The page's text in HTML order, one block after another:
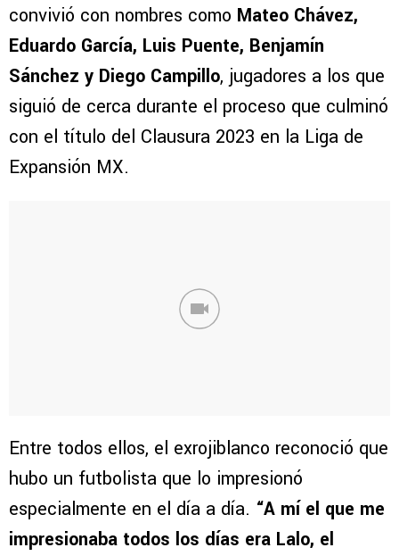
convivió con nombres como Mateo Chávez,
Eduardo García, Luis Puente, Benjamín
Sánchez y Diego Campillo, jugadores a los que
siguió de cerca durante el proceso que culminó
con el título del Clausura 2023 en la Liga de
Expansión MX.
Entre todos ellos, el exrojiblanco reconoció que
hubo un futbolista que lo impresionó
especialmente en el día a día. “A mí el que me
impresionaba todos los días era Lalo, el